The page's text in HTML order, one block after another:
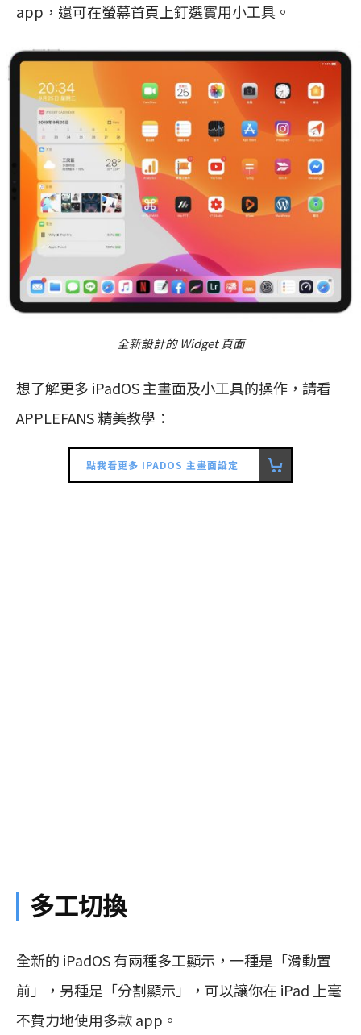
app，還可在螢幕首頁上釘選實用小工具。
全新設計的 Widget 頁面
想了解更多 iPadOS 主畫面及小工具的操作，請看
APPLEFANS 精美教學：
點我看更多 IPADOS 主畫面設定
多工切換
全新的 iPadOS 有兩種多工顯示，一種是「滑動置
前」，另種是「分割顯示」，可以讓你在 iPad 上毫
不費力地使用多款 app。